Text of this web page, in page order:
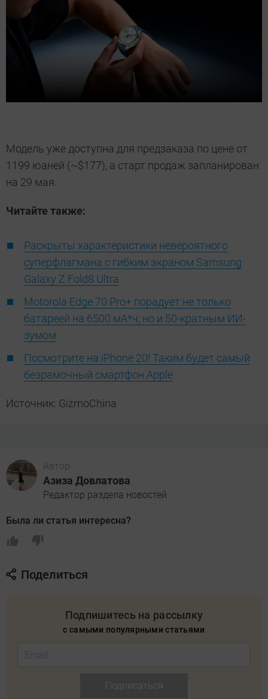
Модель уже доступна для предзаказа по цене от
1199 юаней (~$177), а старт продаж запланирован
на 29 мая.
Читайте также:
Раскрыты характеристики невероятного
суперфлагмана с гибким экраном Samsung
Galaxy Z Fold8 Ultra
Motorola Edge 70 Pro+ порадует не только
батареей на 6500 мА*ч, но и 50-кратным ИИ-
зумом
Посмотрите на iPhone 20! Таким будет самый
безрамочный смартфон Apple
Источник: GizmoChina
Автор
Азиза Довлатова
Редактор раздела новостей
Была ли статья интересна?
Поделиться
Подпишитесь на рассылку
с самыми популярными статьями